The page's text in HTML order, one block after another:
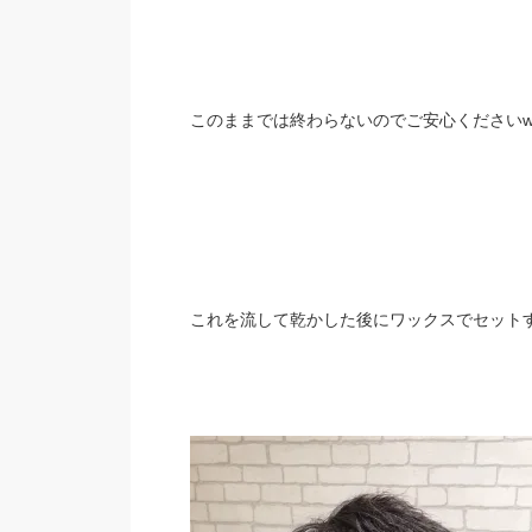
このままでは終わらないのでご安心ください
これを流して乾かした後にワックスでセット